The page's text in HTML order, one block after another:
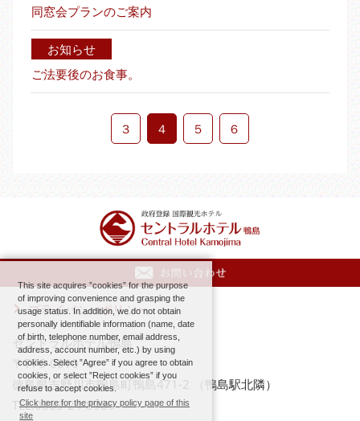
同窓会プランのご案内
お知らせ
ご法要後のお食事。
３ ４ ５ ６
プライバシーポリシー
セントラルホテル鴨島
〒776-0010
徳島県吉野川市鴨島町鴨島471-2 （鴨島駅北隣）
TEL.0883-24-8989
This site acquires ”cookies” for the purpose
of improving convenience and grasping the
usage status. In addition, we do not obtain
personally identifiable information (name, date
of birth, telephone number, email address,
address, account number, etc.) by using
cookies. Select ”Agree” if you agree to obtain
cookies, or select ”Reject cookies” if you
refuse to accept cookies.
Click here for the privacy policy page of this
site